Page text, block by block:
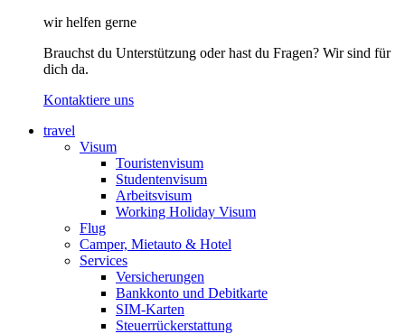
wir helfen gerne
Brauchst du Unterstützung oder hast du Fragen? Wir sind für
dich da.
Kontaktiere uns
travel
Visum
Touristenvisum
Studentenvisum
Arbeitsvisum
Working Holiday Visum
Flug
Camper, Mietauto & Hotel
Services
Versicherungen
Bankkonto und Debitkarte
SIM-Karten
Steuerrückerstattung